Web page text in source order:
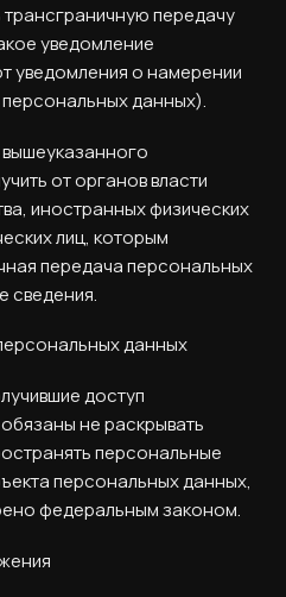
передачу
уведомление
уведомления о намерении
данных).
от органов власти
иностранных физических
лиц, которым
передача персональных
сведения.
данных
доступ
не раскрывать
персональные
персональных данных,
федеральным законом.